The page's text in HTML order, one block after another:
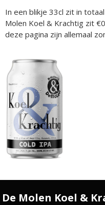
In een blikje 33cl zit in
Molen Koel & Krachtig zit
deze pagina zijn allemaal
De Molen Koel &